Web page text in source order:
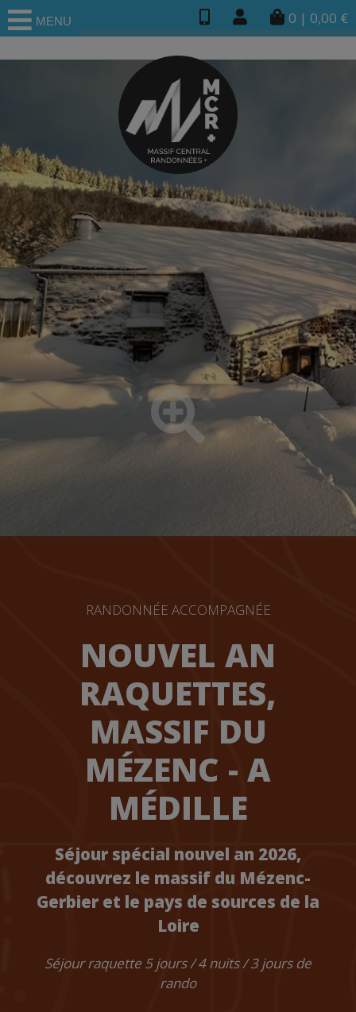
RANDONNÉE ACCOMPAGNÉE
NOUVEL AN
RAQUETTES,
MASSIF DU
MÉZENC - A
MÉDILLE
Séjour spécial nouvel an 2026,
découvrez le massif du Mézenc-
Gerbier et le pays de sources de la
Loire
Séjour raquette 5 jours / 4 nuits/ 3 jours de
rando
MENU 0 | 0,00 €